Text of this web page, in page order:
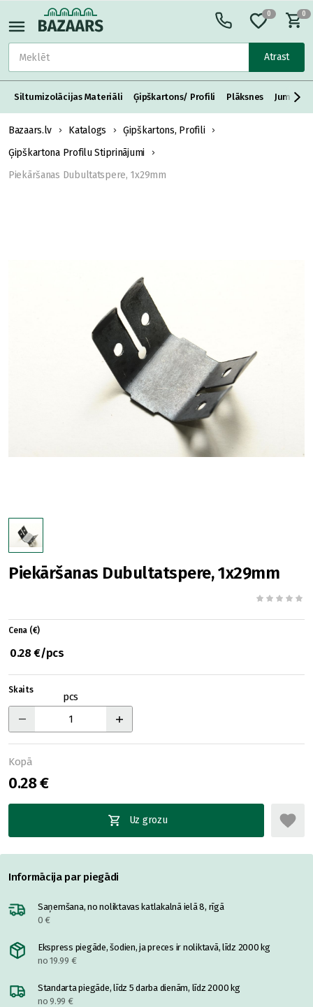
Atrast
0 0
Siltumizolācijas Materiāli Ģipškartons/ Profili Plāksnes Jumta
Bazaars.lv Katalogs
Ģipškartons, Profili
Ģipškartona Profilu Stiprinājumi
Piekāršanas Dubultatspere, 1x29mm
Piekāršanas Dubultatspere, 1x29mm
Cena (€)
0.28 €/pcs
Skaits
pcs
Kopā
0.28 €
Uz grozu
Informācija par piegādi
Saņemšana, no noliktavas katlakalnā ielā 8, rīgā
0 €
Ekspress piegāde, šodien, ja preces ir noliktavā, līdz 2000 kg
no 19.99 €
Standarta piegāde, līdz 5 darba dienām, līdz 2000 kg
no 9.99 €